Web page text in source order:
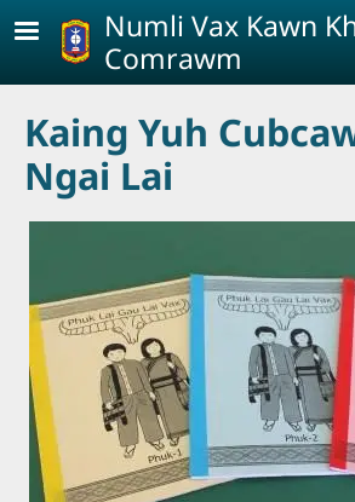
Skip to main content
Numli Vax Kawn
Comrawm
Kaing Yuh
Ngai Lai